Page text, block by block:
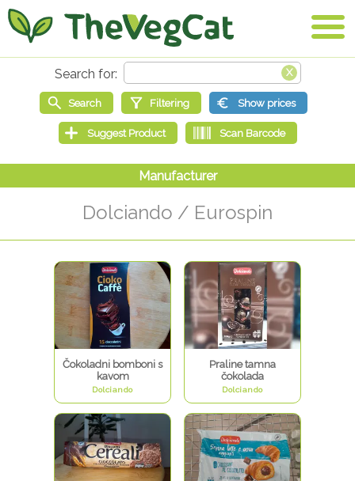
Dolciando / Eurospin
Čokoladni bomboni s
kavom
Dolciando
Praline tamna
čokolada
Dolciando